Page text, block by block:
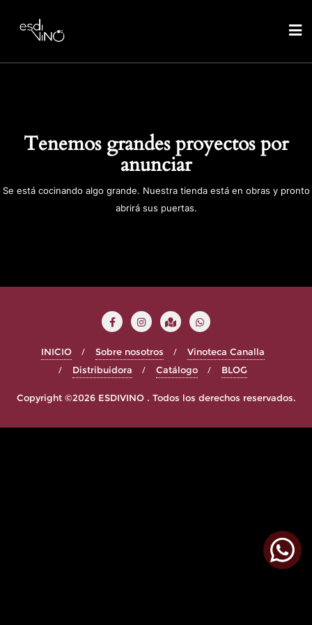
Tenemos grandes proyectos por
anunciar
Se está cocinando algo grande. Nuestra tienda está en obras y pronto
abrirá sus puertas.
INICIO Sobre nosotros
Vinoteca Canalla
Distribuidora
Catálogo BLOG
Copyright ©2026 ESDIVINO . Todos los derechos reservados.